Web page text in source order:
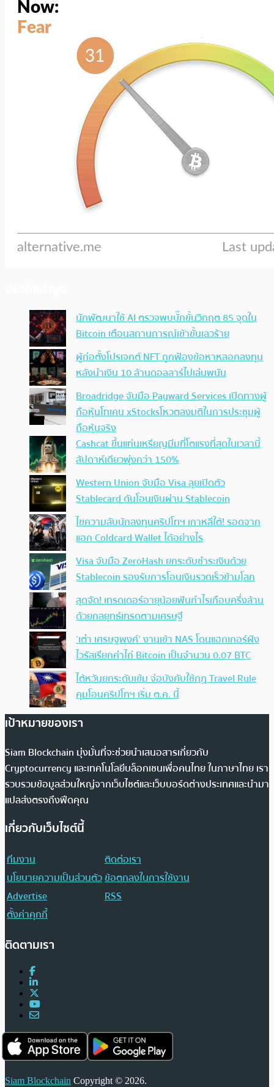
นักพัฒนาใช้ AI ตรวจพบบั๊กขั้นวิกฤต 85 จุดใน
Bitcoin เตือนสถานการณ์เข้าขั้นเลวร้าย
ผู้ก่อตั้งโปรเจกต์ NFT ถูกฟ้องข้อหาหลอกลงทุน
หลังนำเงิน 10 ล้านดอลลาร์ไปเล่นพนัน
Broadridge จับมือ Payward Services เปิดทางผู้
ถือหุ้นโทเคน xStocksโหวตลงมติในการประชุมผู้
ถือหุ้นจริง
Cashcat ขึ้นแท่นเหรียญมีมที่โตแรงที่สุดในเวลานี้
สัปดาห์เดียวพุ่งกว่า 150%
Western Union จับมือ Visa ลุยเปิดตัว
Stablecard ดันโอนเงินผ่าน Stablecoin
ไขความลับนักลงทุนคริปโทฯ เกาหลีใต้! รอดจาก
แฮก Coldcard Wallet ได้อย่างไร
Visa จับมือ ZeroHash ยกระดับชำระเงินด้วย
Stablecoin รองรับการโอนเงินรวดเร็วข้ามโลก
สุดจัด! เทรดเดอร์อายุน้อยฟันกำไรเกือบครึ่งล้าน
ด้วยกลยุทธ์เทรดตามเศรษฐี
‘เต๋า เศรษฐพงศ์’ งานเข้า NAS โดนแฮกเกอร์ฝัง
ไวรัสเรียกค่าไถ่ Bitcoin เป็นจำนวน 0.07 BTC
ไต้หวันยกระดับเข้ม จ่อบังคับใช้กฏ Travel Rule
คุมโอนคริปโทฯ เริ่ม ต.ค. นี้
เป้าหมายของเรา
Siam Blockchain มุ่งมั่นที่จะช่วยนำเสนอสารเกี่ยวกับ
Cryptocurrency และเทคโนโลยีบล็อกเชนเพื่อคนไทย ในภาษาไทย เรา
รวบรวมข้อมูลส่วนใหญ่จากเว็บไซต์และเว็บบอร์ดต่างประเทศและนำมา
แปลส่งตรงถึงฟีดคุณ
เกี่ยวกับเว็บไซต์นี้
ทีมงาน
ติดต่อเรา
นโยบายความเป็นส่วนตัวข้อตกลงในการใช้งาน
Advertise
RSS
ตั้งค่าคุกกี้
ติดตามเรา
Siam Blockchain Copyright © 2026.